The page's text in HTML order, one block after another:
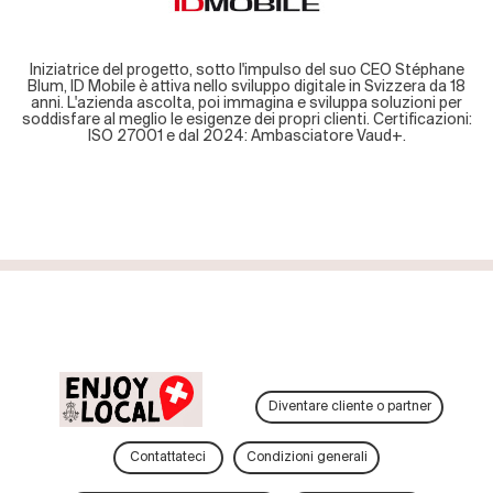
Iniziatrice del progetto, sotto l'impulso del suo CEO Stéphane
Blum, ID Mobile è attiva nello sviluppo digitale in Svizzera da 18
anni. L'azienda ascolta, poi immagina e sviluppa soluzioni per
soddisfare al meglio le esigenze dei propri clienti. Certificazioni:
ISO 27001 e dal 2024: Ambasciatore Vaud+.
Diventare cliente o partner
Contattateci Condizioni generali